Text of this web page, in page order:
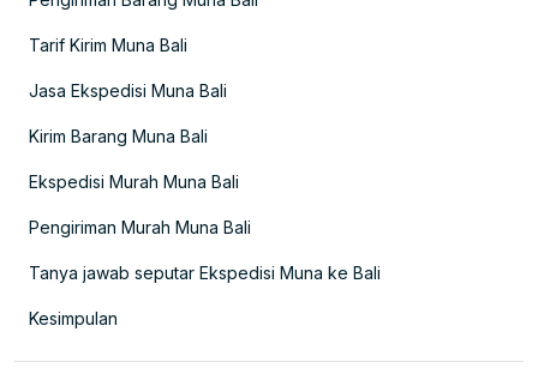
Tarif Kirim Muna Bali
Jasa Ekspedisi Muna Bali
Kirim Barang Muna Bali
Ekspedisi Murah Muna Bali
Pengiriman Murah Muna Bali
Tanya jawab seputar Ekspedisi Muna ke Bali
Kesimpulan